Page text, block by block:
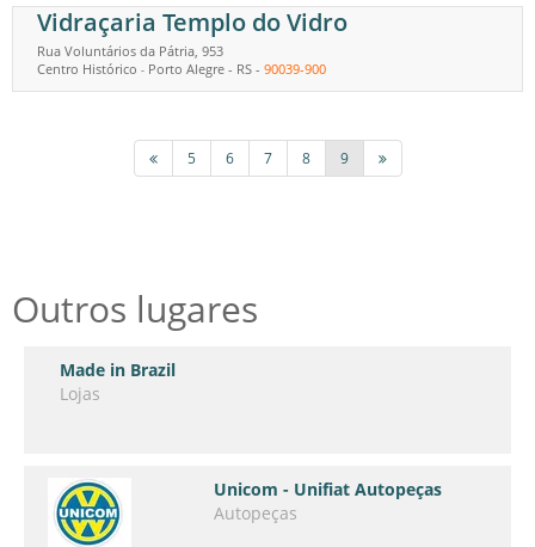
Vidraçaria Templo do Vidro
Rua Voluntários da Pátria, 953
Centro Histórico - Porto Alegre - RS - 90039-900
5 6 7 8 9
Outros lugares
Made in Brazil
Lojas
Unicom - Unifiat Autopeças
Autopeças